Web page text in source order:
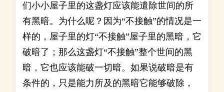
们小小屋子里的这盏灯应该能遣除世间的所
有黑暗。为什么呢？因为“不接触”的情况是一
样的，屋子里的灯“不接触”屋子里的黑暗，它
破暗了；那么这盏灯“不接触”整个世间的黑
暗，它也应该能破一切暗。如果说破暗是有
条件的，只是能力所及的黑暗它能够破除，